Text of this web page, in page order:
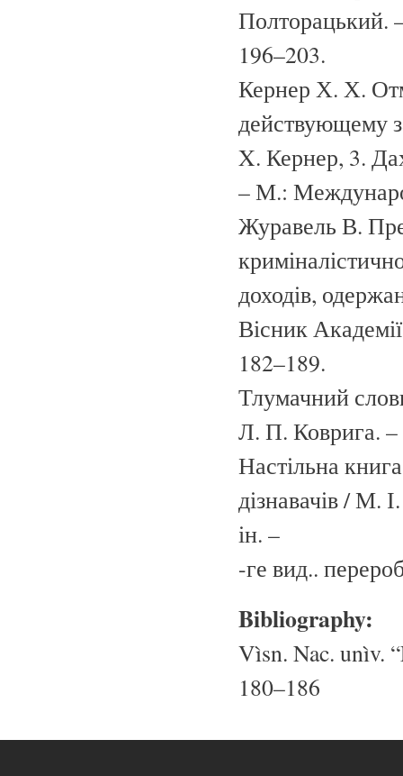
Полторацький.
196–203.
Кернер Х. Х.
действующему
X. Кернер, 3.
– М.:
Журавель В.
доходів,
Вісник
182–189.
Тлумачний
Л. П. Коврига. –
Настільна
дізнавачів / М.
ін. –
-ге вид..
Bibliography:
Vìsn. Nac. unìv.
180–186